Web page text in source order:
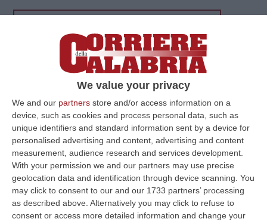
We value your privacy
We and our partners store and/or access information on a
device, such as cookies and process personal data, such as
unique identifiers and standard information sent by a device for
personalised advertising and content, advertising and content
measurement, audience research and services development.
With your permission we and our partners may use precise
geolocation data and identification through device scanning. You
may click to consent to our and our 1733 partners’ processing
as described above. Alternatively you may click to refuse to
consent or access more detailed information and change your
CATANZAROIn Calabria ad oggi sono stati
sottoposti a test 350.706 soggetti per un
totale di tamponi eseguiti 359.952 (allo
stesso soggetto possono essere effettuati
più test). Le persone risultate positive al
Coronavirus sono 16.150 (+426 rispetto a
ieri), quelle negative 334.556. Sono questi i
dati giornalieri relativi all’epidemia da Covid-
19 comunicati dal dipartimento Tutela della
Salute. Territorialmente, dall’inizio